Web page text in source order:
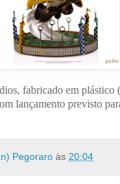
fabricado em plástico
lançamento previsto
Pegoraro às 20:04